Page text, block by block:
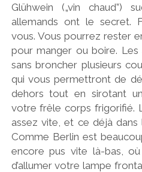
Glühwein („vin chaud”)
allemands ont le secret.
vous. Vous pourrez rester
pour manger ou boire.
sans broncher plusieurs
qui vous permettront de
dehors tout en sirotant
votre frêle corps frigorifié.
assez vite, et ce déjà dans
Comme Berlin est
encore pus vite là-bas,
d’allumer votre lampe